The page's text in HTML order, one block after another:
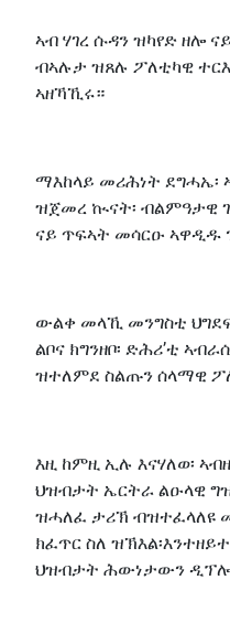
ኣብ ሃገረ ሱዳን ዝካየድ ዘሎ
ብኣሉታ ዝጸሉ ፖለቲካዊ
ኣዘኻኺሩ።
ማእከላይ መሪሕነት ደግሓኤ፡
ዝጀመረ ኲናት፡ ብልምዓታዊ
ናይ ጥፍኣት መሳርዑ ኣዋዲዱ
ውልቀ መላኺ መንግስቲ
ልቦና ክግንዘቦ፡ ድሕሪ’ቲ
ዝተለምደ ስልጡን ሰላማዊ
እዚ ከምዚ ኢሉ እናሃለወ፡
ህዝብታት ኤርትራ ልዑላዊ
ዝሓለፈ ታሪኽ ብዝተፈላለዩ
ክፈጥር ስለ
ህዝብታት ሕውነታውን